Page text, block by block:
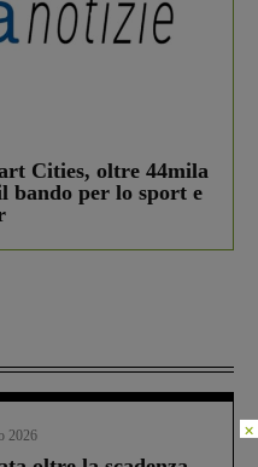
Cities, oltre 44mila
bando per lo sport e
2026 ×